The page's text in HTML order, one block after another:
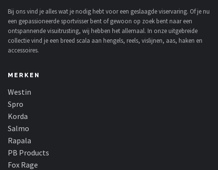
Bij ons vind je alles wat je nodig hebt voor een geslaagde viservaring. Of je nu
een gepassioneerde sportvisser bent of gewoon op zoek bent naar een
ontspannende visuitrusting, wij hebben het allemaal. In onze uitgebreide
collectie vind je een breed scala aan hengels, reels, vislijnen, aas, haken en
accessoires.
MERKEN
Westin
Spro
Korda
Salmo
Rapala
PB Products
Fox Rage